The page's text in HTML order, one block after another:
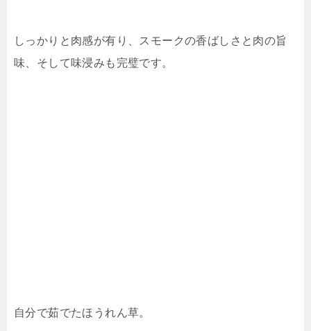
しっかりと肉感が有り、スモークの香ばしさと肉の旨
味、そして味浸みも完璧です。
自分で茹でたほうれん草。